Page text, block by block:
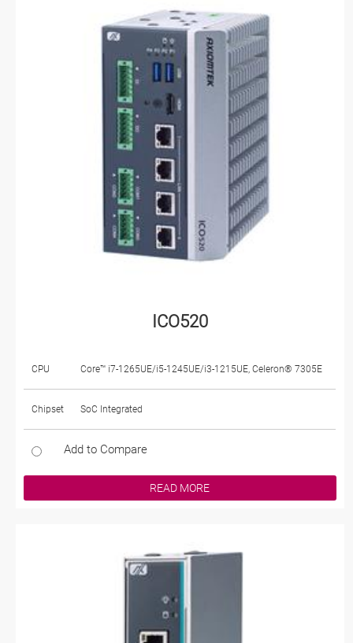
ICO520
CPU Core™ i7-1265UE/i5-1245UE/i3-1215UE, Celeron® 7305E
Chipset SoC Integrated
Add to Compare
READ MORE